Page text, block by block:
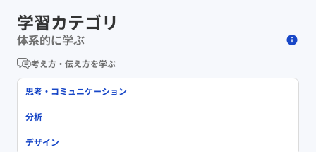
学習カテゴリ
体系的に学ぶ
考え方・伝え方を学ぶ
思考・コミュニケーション
分析
デザイン